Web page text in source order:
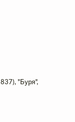
"Буря",